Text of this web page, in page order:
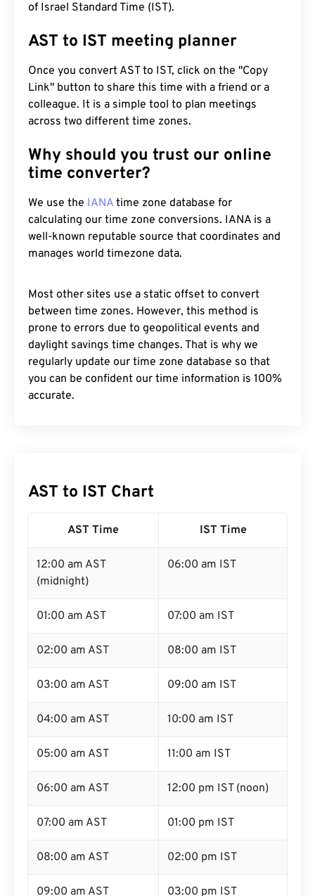
of Israel Standard Time (IST).
AST to IST meeting planner
Once you convert AST to IST, click on the "Copy
Link" button to share this time with a friend or a
colleague. It is a simple tool to plan meetings
across two different time zones.
Why should you trust our online
time converter?
We use the IANA time zone database for
calculating our time zone conversions. IANA is a
well-known reputable source that coordinates and
manages world timezone data.
Most other sites use a static offset to convert
between time zones. However, this method is
prone to errors due to geopolitical events and
daylight savings time changes. That is why we
regularly update our time zone database so that
you can be confident our time information is 100%
accurate.
AST to IST Chart
AST Time IST Time
12:00 am AST
(midnight)
06:00 am IST
01:00 am AST 07:00 am IST
02:00 am AST 08:00 am IST
03:00 am AST 09:00 am IST
04:00 am AST 10:00 am IST
05:00 am AST 11:00 am IST
06:00 am AST 12:00 pm IST (noon)
07:00 am AST 01:00 pm IST
08:00 am AST 02:00 pm IST
09:00 am AST 03:00 pm IST